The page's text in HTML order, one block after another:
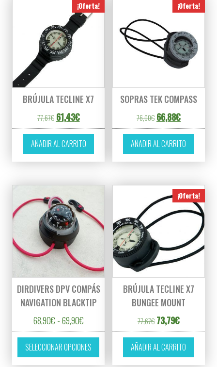
¡Oferta!
BRÚJULA TECLINE X7
77,67€ El precio original era: 77,67€.
61,43€El precio actual es: 61,43€.
AÑADIR AL CARRITO
¡Oferta!
SOPRAS TEK COMPASS
76,00€ El precio original
66,88€El precio
AÑADIR AL CARRITO
DIRDIVERS DPV COMPÁS
NAVIGATION BLACKTIP
68,90€ -69,90€Rango de precios: desde 68,90€ hasta
SELECCIONAR OPCIONES
Este producto tiene múltiples variantes.
¡Oferta!
BRÚJULA TECLINE X7
BUNGEE MOUNT
77,67€ El precio original
73,79€El precio
AÑADIR AL CARRITO